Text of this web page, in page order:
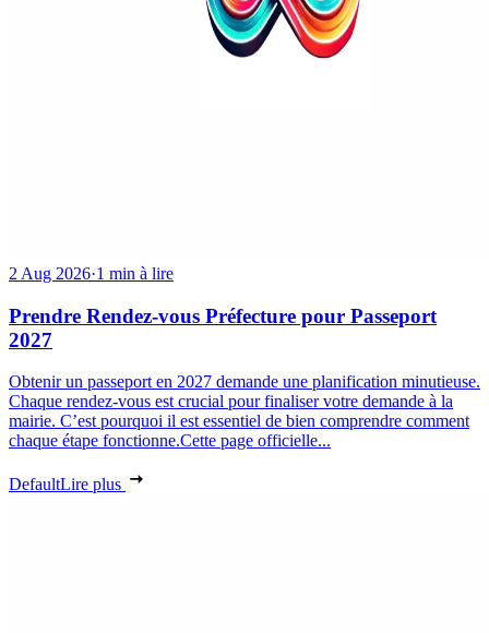
2 Aug 2026·1 min à lire
Prendre Rendez-vous Préfecture pour Passeport
2027
Obtenir un passeport en 2027 demande une planification minutieuse.
Chaque rendez-vous est crucial pour finaliser votre demande à la
mairie. C’est pourquoi il est essentiel de bien comprendre comment
chaque étape fonctionne.Cette page officielle...
DefaultLire plus